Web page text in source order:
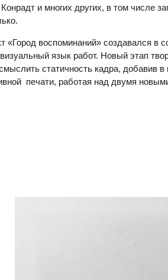
и многих других, в том
«Город воспоминаний» создавался в
язык работ. Новый этап
статичность кадра, добавив
печати, работая над двумя